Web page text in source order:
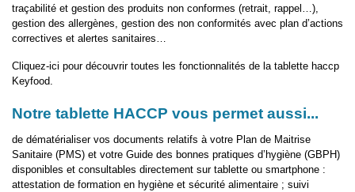
traçabilité et gestion des produits non conformes (retrait, rappel…),
gestion des allergènes, gestion des non conformités avec plan d’actions
correctives et alertes sanitaires…
Cliquez-ici pour découvrir toutes les fonctionnalités de la tablette haccp
Keyfood.
Notre tablette HACCP vous permet aussi...
de dématérialiser vos documents relatifs à votre Plan de Maitrise
Sanitaire (PMS) et votre Guide des bonnes pratiques d’hygiène (GBPH)
disponibles et consultables directement sur tablette ou smartphone :
attestation de formation en hygiène et sécurité alimentaire ; suivi